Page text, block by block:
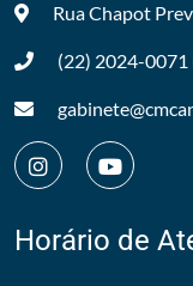
Rua Chapot
(22) 2024-0071
Horário de